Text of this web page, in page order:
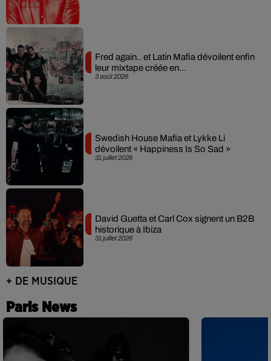
3 août 2026
Fred again.. et Latin Mafia dévoilent enfin
leur mixtape créée en...
31 juillet 2026
Swedish House Mafia et Lykke Li
dévoilent « Happiness Is So Sad »
31 juillet 2026
David Guetta et Carl Cox signent un B2B
historique à Ibiza
+ DE MUSIQUE
Paris News